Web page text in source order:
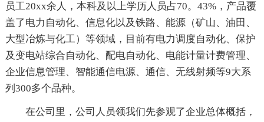
员工20xx余人，本科及以上学历人员占70。43%，产品覆
盖了电力自动化、信息化以及铁路、能源（矿山、油田、
大型冶炼与化工）等领域，目前有电力调度自动化、保护
及变电站综合自动化、配电自动化、电能计量计费管理、
企业信息管理、智能通信电源、通信、无线射频等9大系
列300多个品种。
在公司里，公司人员领我们先参观了企业总体概括，